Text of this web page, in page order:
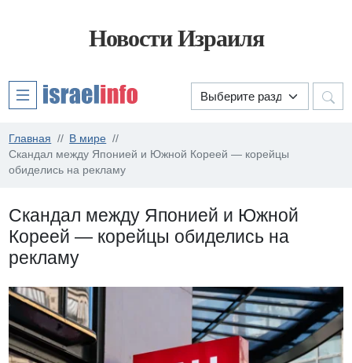
Новости Израиля
Главная
В мире
Скандал между Японией и Южной Кореей — корейцы
обиделись на рекламу
Скандал между Японией и Южной
Кореей — корейцы обиделись на
рекламу